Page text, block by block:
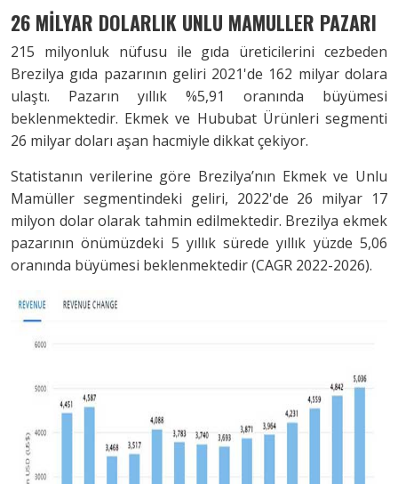
26 MİLYAR DOLARLIK UNLU MAMULLER PAZARI
215 milyonluk nüfusu ile gıda üreticilerini cezbeden
Brezilya gıda pazarının geliri 2021'de 162 milyar dolara
ulaştı. Pazarın yıllık %5,91 oranında büyümesi
beklenmektedir. Ekmek ve Hububat Ürünleri segmenti
26 milyar doları aşan hacmiyle dikkat çekiyor.
Statistanın verilerine göre Brezilya’nın Ekmek ve Unlu
Mamüller segmentindeki geliri, 2022'de 26 milyar 17
milyon dolar olarak tahmin edilmektedir. Brezilya ekmek
pazarının önümüzdeki 5 yıllık sürede yıllık yüzde 5,06
oranında büyümesi beklenmektedir (CAGR 2022-2026).